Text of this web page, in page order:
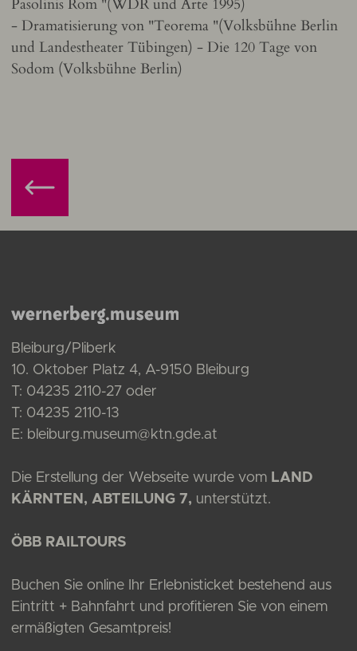
Pasolinis Rom "(WDR und Arte 1995)
- Dramatisierung von "Teorema "(Volksbühne Berlin
und Landestheater Tübingen) - Die 120 Tage von
Sodom (Volksbühne Berlin)
Bleiburg/Pliberk
10. Oktober Platz 4, A-9150 Bleiburg
T: 04235 2110-27 oder
T: 04235 2110-13
E: bleiburg.museum@ktn.gde.at
Die Erstellung der Webseite wurde vomLAND
KÄRNTEN, ABTEILUNG 7, unterstützt.
ÖBB RAILTOURS
Buchen Sie online Ihr Erlebnisticket bestehend aus
Eintritt + Bahnfahrt und profitieren Sie von einem
ermäßigten Gesamtpreis!